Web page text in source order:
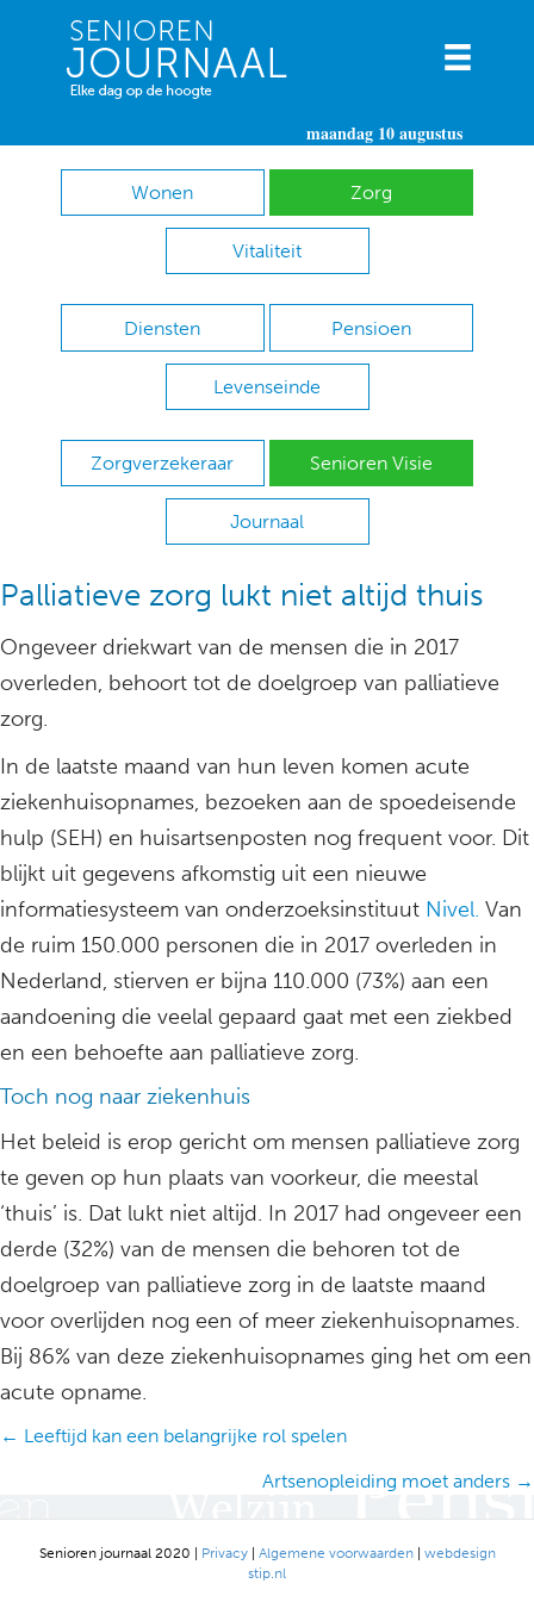
maandag 10 augustus
Wonen Zorg
Vitaliteit
Diensten Pensioen
Levenseinde
Zorgverzekeraar Senioren Visie
Journaal
Palliatieve zorg lukt niet altijd thuis
Ongeveer driekwart van de mensen die in 2017
overleden, behoort tot de doelgroep van palliatieve
zorg.
In de laatste maand van hun leven komen acute
ziekenhuisopnames, bezoeken aan de spoedeisende
hulp (SEH) en huisartsenposten nog frequent voor. Dit
blijkt uit gegevens afkomstig uit een nieuwe
informatiesysteem van onderzoeksinstituut Nivel. Van
de ruim 150.000 personen die in 2017 overleden in
Nederland, stierven er bijna 110.000 (73%) aan een
aandoening die veelal gepaard gaat met een ziekbed
en een behoefte aan palliatieve zorg.
Toch nog naar ziekenhuis
Het beleid is erop gericht om mensen palliatieve zorg
te geven op hun plaats van voorkeur, die meestal
‘thuis’ is. Dat lukt niet altijd. In 2017 had ongeveer een
derde (32%) van de mensen die behoren tot de
doelgroep van palliatieve zorg in de laatste maand
voor overlijden nog een of meer ziekenhuisopnames.
Bij 86% van deze ziekenhuisopnames ging het om een
acute opname.
Posts
← Leeftijd kan een belangrijke rol spelen
Artsenopleiding moet anders →
Senioren journaal 2020 | Privacy| Algemene voorwaarden| webdesign
stip.nl